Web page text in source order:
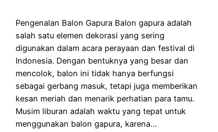
Pengenalan Balon Gapura Balon gapura adalah
salah satu elemen dekorasi yang sering
digunakan dalam acara perayaan dan festival di
Indonesia. Dengan bentuknya yang besar dan
mencolok, balon ini tidak hanya berfungsi
sebagai gerbang masuk, tetapi juga memberikan
kesan meriah dan menarik perhatian para tamu.
Musim liburan adalah waktu yang tepat untuk
menggunakan balon gapura, karena…